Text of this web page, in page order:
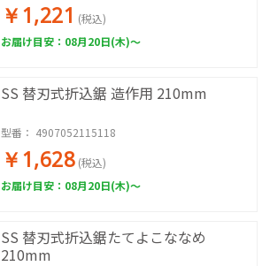
￥1,221 (税込)
お届け目安：08月20日(木)～
SS 替刃式折込鋸 造作用 210mm
型番： 4907052115118
￥1,628 (税込)
お届け目安：08月20日(木)～
SS 替刃式折込鋸たてよこななめ
210mm